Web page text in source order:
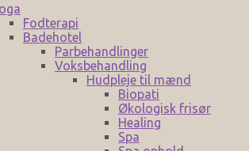
Fodterapi
Badehotel
Parbehandlinger
Voksbehandling
Hudpleje til mænd
Biopati
Økologisk frisør
Healing
Spa